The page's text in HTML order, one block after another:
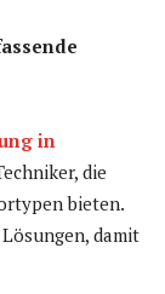
in
die
bieten.
damit